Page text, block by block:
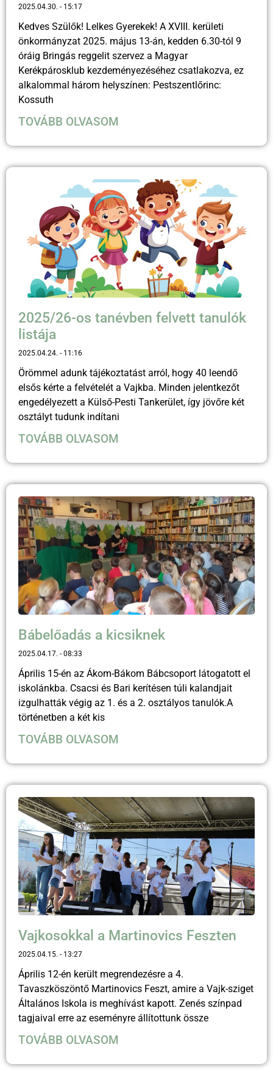
2025.04.30. 15:17
Kedves Szülők! Lelkes Gyerekek! A XVIII. kerületi
önkormányzat 2025. május 13-án, kedden 6.30-tól 9
óráig Bringás reggelit szervez a Magyar
Kerékpárosklub kezdeményezéséhez csatlakozva, ez
alkalommal három helyszínen: Pestszentlőrinc:
Kossuth
TOVÁBB OLVASOM
2025/26-os tanévben felvett tanulók
listája
2025.04.24. 11:16
Örömmel adunk tájékoztatást arról, hogy 40 leendő
elsős kérte a felvételét a Vajkba. Minden jelentkezőt
engedélyezett a Külső-Pesti Tankerület, így jövőre két
osztályt tudunk indítani
TOVÁBB OLVASOM
Bábelőadás a kicsiknek
2025.04.17. 08:33
Április 15-én az Ákom-Bákom Bábcsoport látogatott el
iskolánkba. Csacsi és Bari kerítésen túli kalandjait
izgulhatták végig az 1. és a 2. osztályos tanulók.A
történetben a két kis
TOVÁBB OLVASOM
Vajkosokkal a Martinovics Feszten
2025.04.15. 13:27
Április 12-én került megrendezésre a 4.
Tavaszköszöntő Martinovics Feszt, amire a Vajk-sziget
Általános Iskola is meghívást kapott. Zenés színpad
tagjaival erre az eseményre állítottunk össze
TOVÁBB OLVASOM